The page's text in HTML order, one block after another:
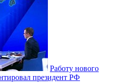
Работу нового
президент РФ